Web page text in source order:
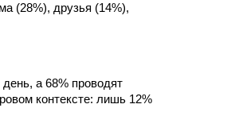
(28%), друзья (14%),
а 68% проводят
контексте: лишь 12%